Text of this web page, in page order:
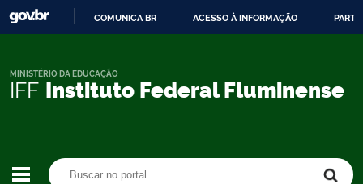
CONTEÚDO
COMUNICA BR ACESSO À INFORMAÇÃO
IFF Instituto Federal Fluminense
MINISTÉRIO DA EDUCAÇÃO